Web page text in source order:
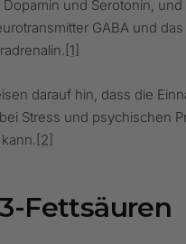
Dopamin und Serotonin,
GABA und das
[1]
darauf hin, dass die
Stress und psychischen
[2]
Fettsäuren